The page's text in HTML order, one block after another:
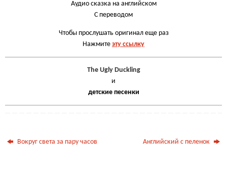
Аудио сказка на английском
С переводом
Чтобы прослушать оригинал еще раз
Нажмите эту ссылку
The Ugly Duckling
и
детские песенки
Вокруг света за пару часов Английский с пеленок